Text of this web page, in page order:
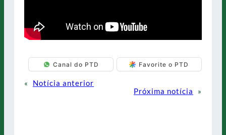
Canal do PTD Favorite o PTD
«
Notícia anterior
Próxima notícia
»